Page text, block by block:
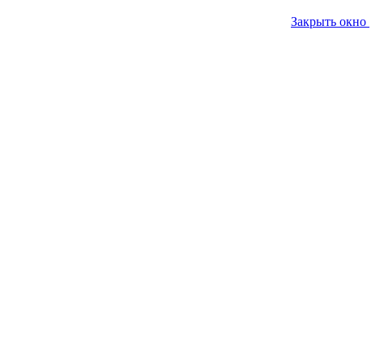
Закрыть окно